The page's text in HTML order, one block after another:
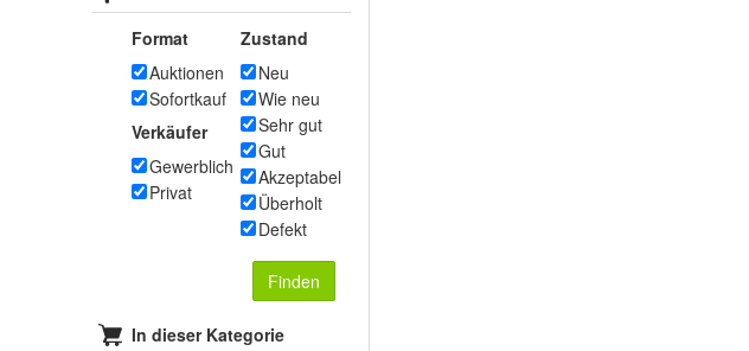
Format
Auktionen
Sofortkauf
Verkäufer
Gewerblich
Privat
Zustand
Neu
Wie neu
Sehr gut
Gut
Akzeptabel
Überholt
Defekt
Finden
In dieser Kategorie